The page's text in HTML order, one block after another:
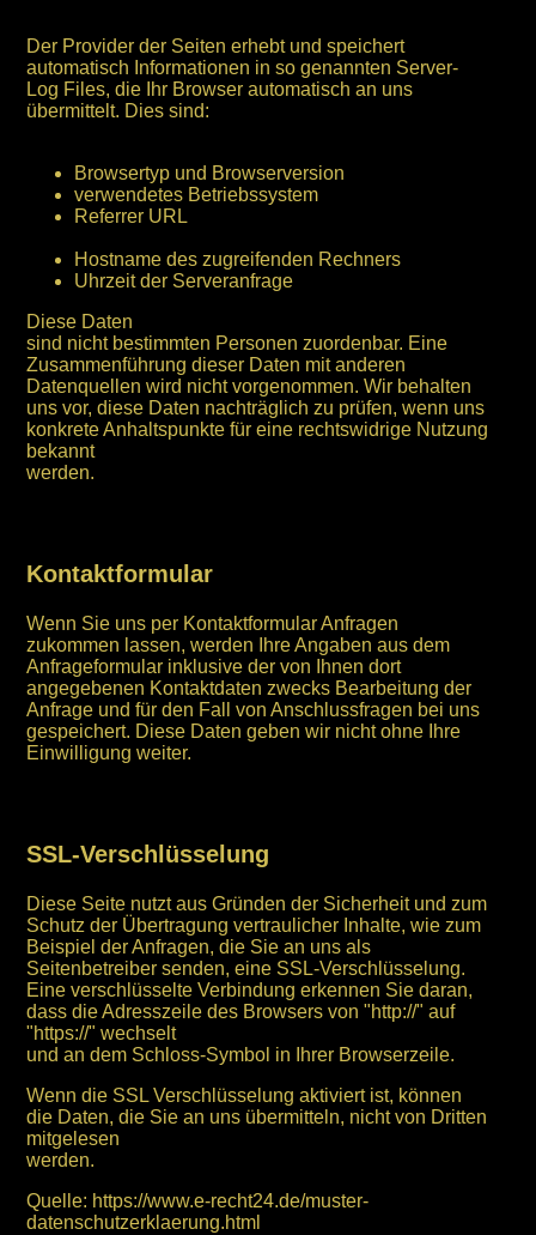
Der Provider der Seiten erhebt und speichert
automatisch Informationen in so genannten Server-
Log Files, die Ihr Browser automatisch an uns
übermittelt. Dies sind:
Browsertyp und Browserversion
verwendetes Betriebssystem
Referrer URL
Hostname des zugreifenden Rechners
Uhrzeit der Serveranfrage
Diese Daten
sind nicht bestimmten Personen zuordenbar. Eine
Zusammenführung dieser Daten mit anderen
Datenquellen wird nicht vorgenommen. Wir behalten
uns vor, diese Daten nachträglich zu prüfen, wenn uns
konkrete Anhaltspunkte für eine rechtswidrige Nutzung
bekannt
werden.
Kontaktformular
Wenn Sie uns per Kontaktformular Anfragen
zukommen lassen, werden Ihre Angaben aus dem
Anfrageformular inklusive der von Ihnen dort
angegebenen Kontaktdaten zwecks Bearbeitung der
Anfrage und für den Fall von Anschlussfragen bei uns
gespeichert. Diese Daten geben wir nicht ohne Ihre
Einwilligung weiter.
SSL-Verschlüsselung
Diese Seite nutzt aus Gründen der Sicherheit und zum
Schutz der Übertragung vertraulicher Inhalte, wie zum
Beispiel der Anfragen, die Sie an uns als
Seitenbetreiber senden, eine SSL-Verschlüsselung.
Eine verschlüsselte Verbindung erkennen Sie daran,
dass die Adresszeile des Browsers von "http://" auf
"https://" wechselt
und an dem Schloss-Symbol in Ihrer Browserzeile.
Wenn die SSL Verschlüsselung aktiviert ist, können
die Daten, die Sie an uns übermitteln, nicht von Dritten
mitgelesen
werden.
Quelle: https://www.e-recht24.de/muster-
datenschutzerklaerung.html